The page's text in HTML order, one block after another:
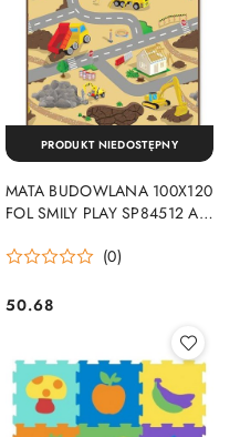
MATA BUDOWLANA 100X120
FOL SMILY PLAY SP84512 AN
(0)
Cena:
50.68
PRODUKT NIEDOSTĘPNY